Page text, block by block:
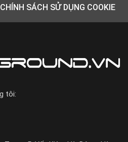
CHÍNH SÁCH SỬ DỤNG COOKIE
tôi: